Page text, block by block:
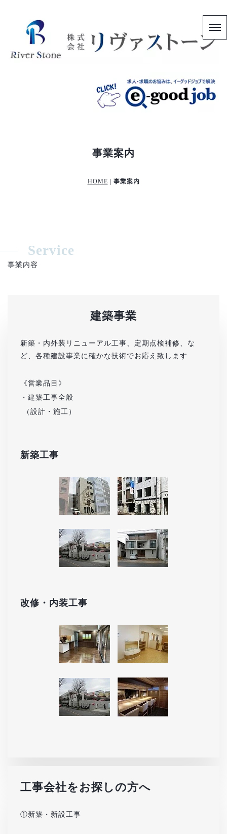
事業案内
HOME 事業案内
Service
事業内容
建築事業
新築・内外装リニューアル工事、定期点検補修、な
ど、各種建設事業に確かな技術でお応え致します
《営業品目》
・建築工事全般
（設計・施工）
新築工事
改修・内装工事
工事会社をお探しの方へ
①新築・新設工事